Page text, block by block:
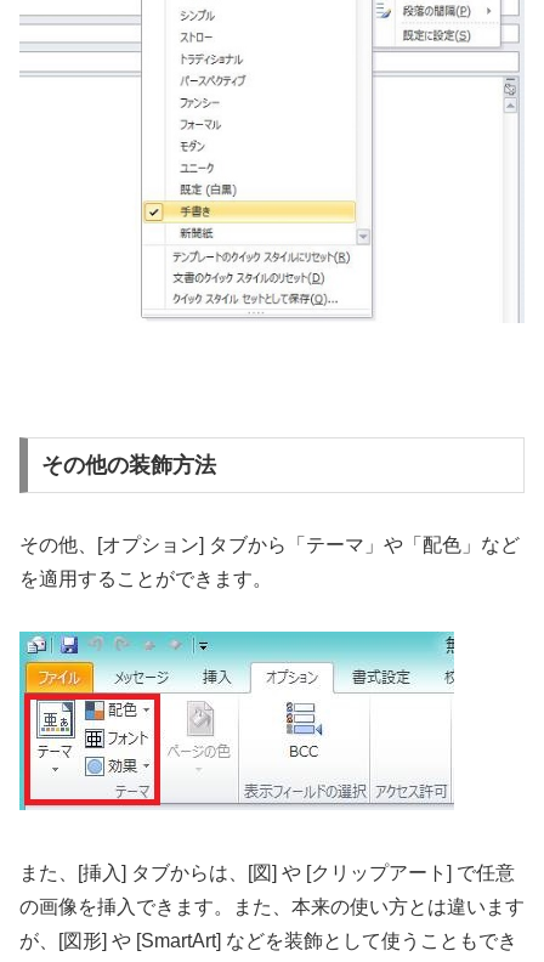
その他の装飾方法
その他、[オプション] タブから「テーマ」や「配色」など
を適用することができます。
また、[挿入] タブからは、[図] や [クリップアート] で任意
の画像を挿入できます。また、本来の使い方とは違います
が、[図形] や [SmartArt] などを装飾として使うこともでき